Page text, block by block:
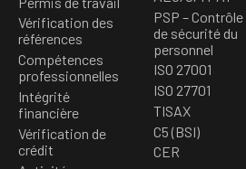
Vérification des
références
Compétences
professionnelles
Intégrité
financière
Vérification de
crédit
PSP – Contrôle
de sécurité du
personnel
ISO 27001
ISO 27701
TISAX
C5 (BSI)
CER